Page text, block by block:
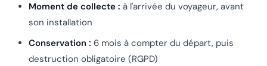
Moment de collecte : à l'arrivée du voyageur, avant
son installation
Conservation : 6 mois à compter du départ, puis
destruction obligatoire (RGPD)